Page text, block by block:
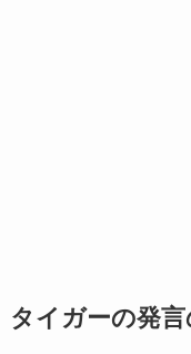
タイガーの発